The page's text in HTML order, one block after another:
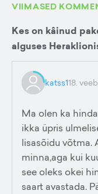
VIIMASED
Kes on kâinud
alguses
katss118.
Ma olen ka
ikka üpris
lisasõidu võtma.
minna,aga kui
see oleks okei
saart avastada.